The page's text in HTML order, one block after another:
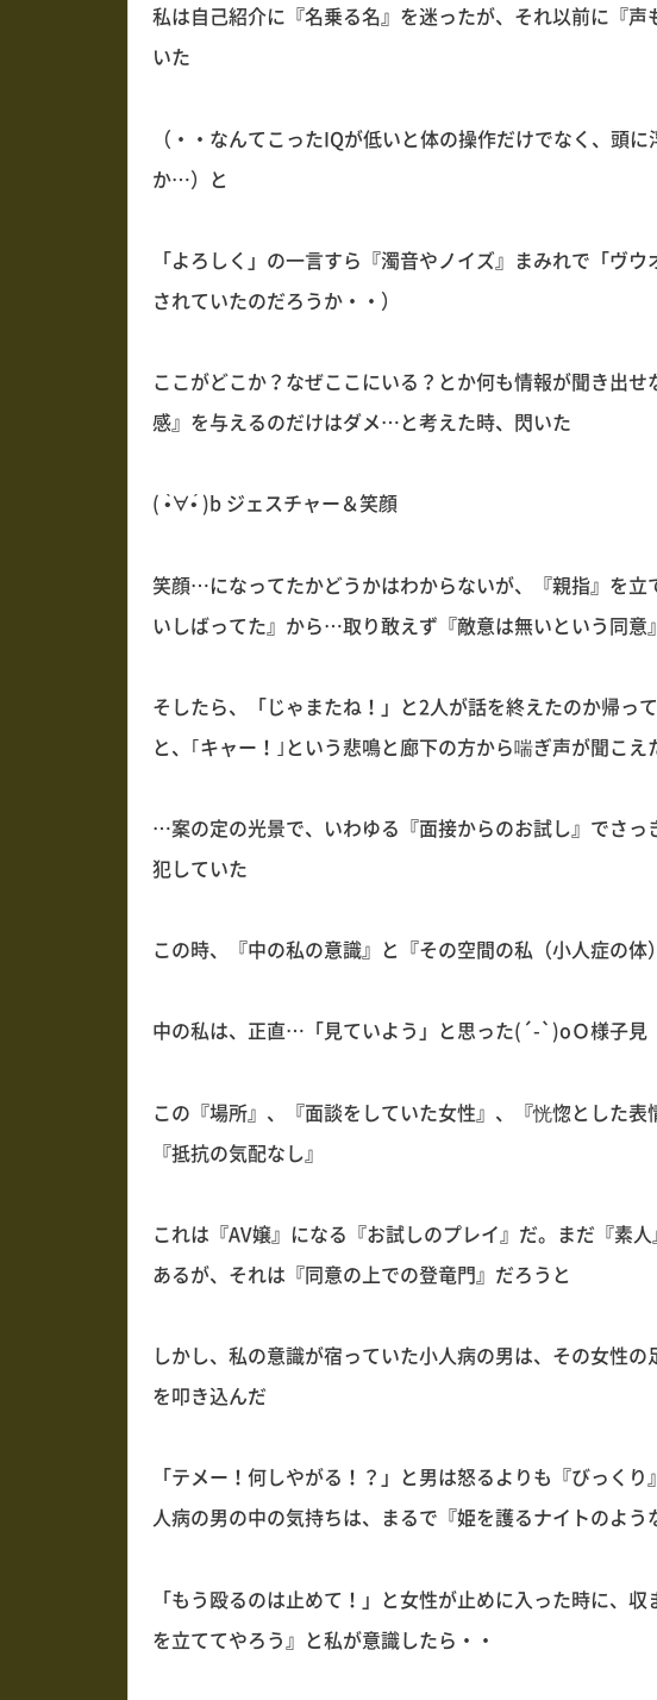
私は自己紹介に『名乗る名』を迷ったが、それ以前に『
いた
（・・なんてこったIQが低いと体の操作だけでなく、頭
か…）と
「よろしく」の一言すら『濁音やノイズ』まみれで「ヴ
されていたのだろうか・・）
ここがどこか？なぜここにいる？とか何も情報が聞き出
感』を与えるのだけはダメ…と考えた時、閃いた
( •̀∀•́ )b ジェスチャー＆笑顔
笑顔…になってたかどうかはわからないが、『親指』を立
いしばってた』から…取り敢えず『敵意は無いという同意
そしたら、「じゃまたね！」と2人が話を終えたのか帰っ
と、｢キャー！｣という悲鳴と廊下の方から喘ぎ声が聞こえ
…案の定の光景で、いわゆる『面接からのお試し』でさっ
犯していた
この時、『中の私の意識』と『その空間の私（小人症の
中の私は、正直…「見ていよう」と思った(´-`)oＯ様子見
この『場所』、『面談をしていた女性』、『恍惚とした
『抵抗の気配なし』
これは『AV嬢』になる『お試しのプレイ』だ。まだ『素
あるが、それは『同意の上での登竜門』だろうと
しかし、私の意識が宿っていた小人病の男は、その女性
を叩き込んだ
「テメー！何しやがる！？」と男は怒るよりも『びっく
人病の男の中の気持ちは、まるで『姫を護るナイトのよう
「もう殴るのは止めて！」と女性が止めに入った時に、
を立ててやろう』と私が意識したら・・